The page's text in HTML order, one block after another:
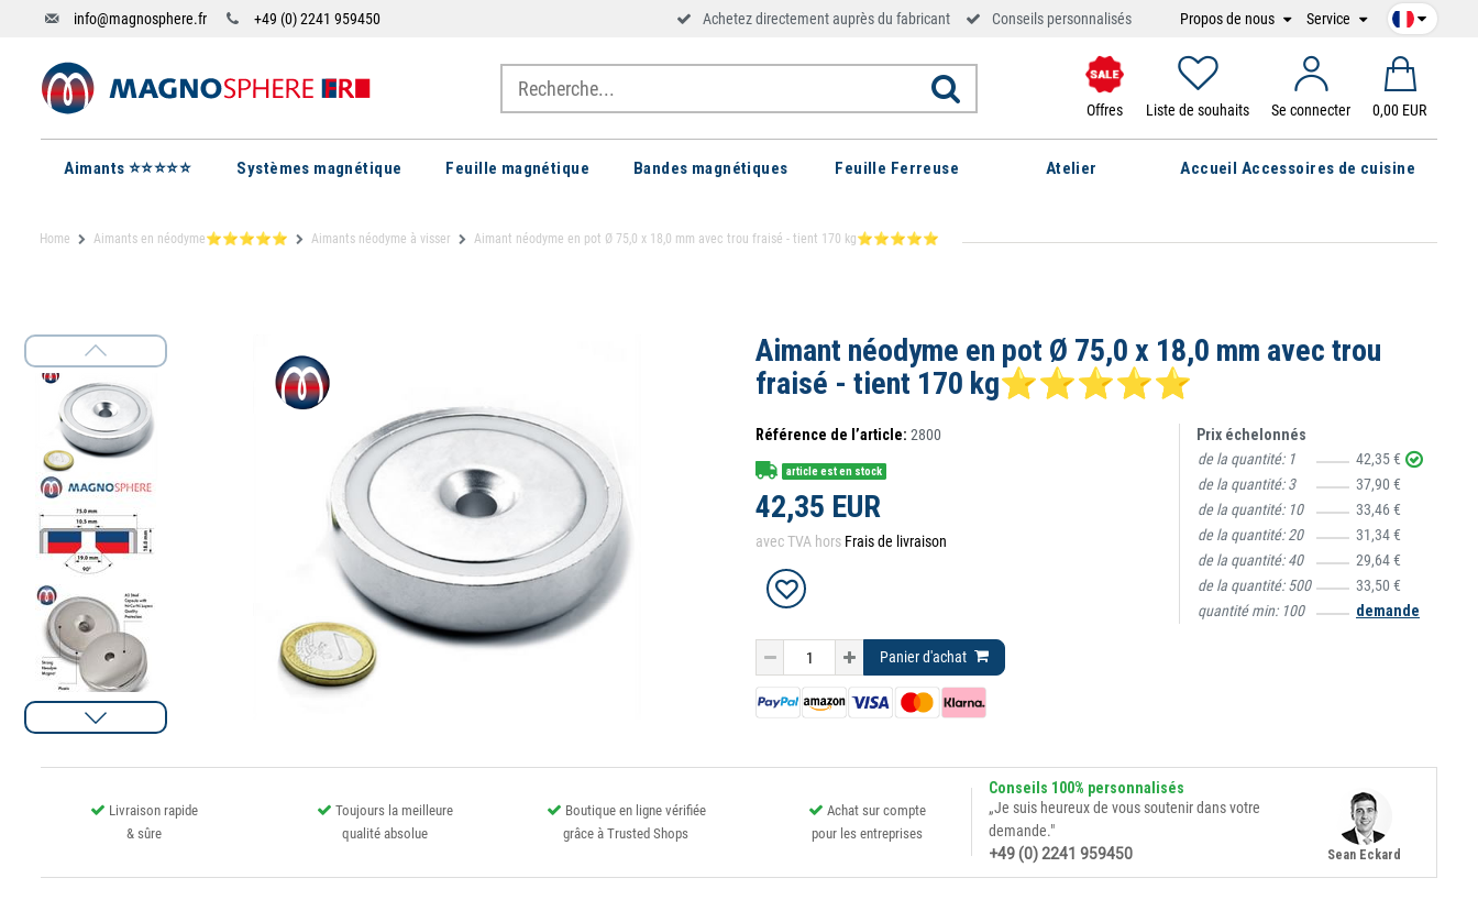
info@magnosphere.fr +49 (0) 2241 959450 Achetez directement auprès du fabricant Conseils personnalisés Propos de nous Service
Offres Liste de souhaits Se connecter 0,00 EUR
Aimants ⭐⭐⭐⭐⭐ Systèmes magnétique Feuille magnétique Bandes magnétiques Feuille Ferreuse Atelier Accueil Accessoires de cuisine
Home Aimants en néodyme⭐⭐⭐⭐⭐ Aimants néodyme à visser Aimant néodyme en pot Ø 75,0 x 18,0 mm avec trou fraisé - tient 170 kg⭐⭐⭐⭐⭐
Aimant néodyme en pot Ø 75,0 x 18,0 mm avec trou
fraisé - tient 170 kg⭐⭐⭐⭐⭐
Référence de l’article: 2800
article est en stock
42,35 EUR
avec TVA hors Frais de livraison
Prix échelonnés
de la quantité: 1
42,35 €
de la quantité:3
37,90 €
de la quantité: 10
33,46 €
de la quantité:20
31,34 €
de la quantité:40
29,64 €
de la quantité:500
33,50 €
quantité min: 100 demande
Panier d'achat
Livraison rapide
& sûre
Toujours la meilleure
qualité absolue
Boutique en ligne vérifiée
grâce à Trusted Shops
Achat sur compte
pour les entreprises
Conseils 100% personnalisés
„Je suis heureux de vous soutenir dans votre
demande."
+49 (0) 2241 959450
Sean Eckard